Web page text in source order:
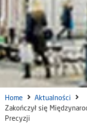
Home
Aktualności
Zakończył się
Precyzji